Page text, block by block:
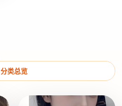
分类总览